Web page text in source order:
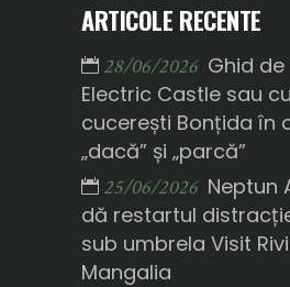
ARTICOLE RECENTE
28/06/2026 Ghid
Electric Castle sau
cucerești Bonțida în
„dacă” și „parcă”
25/06/2026 Neptun
dă restartul
sub umbrela Visit
Mangalia